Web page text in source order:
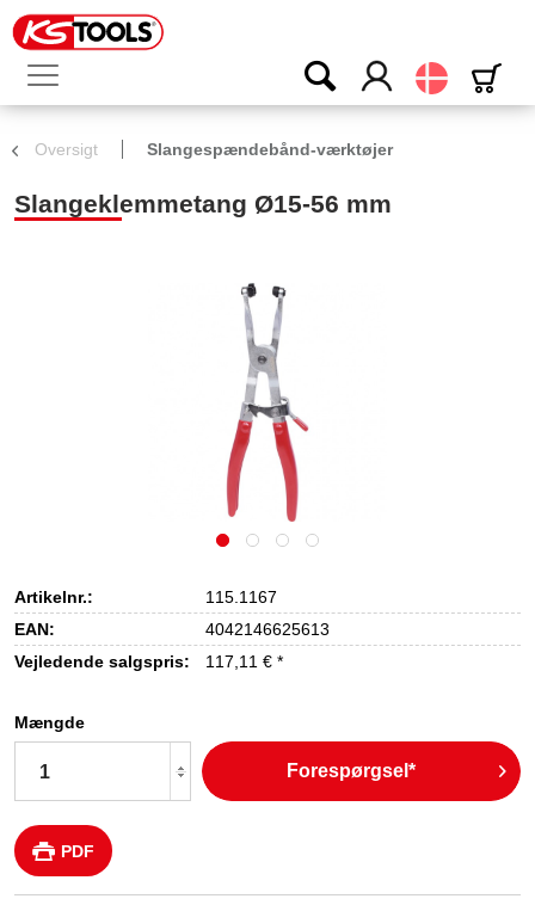
Dansk
Oversigt Slangespændebånd-værktøjer
Slangeklemmetang Ø15-56 mm
Artikelnr.:
115.1167
EAN:
4042146625613
Vejledende salgspris:
117,11 € *
Mængde
Forespørgsel*
PDF